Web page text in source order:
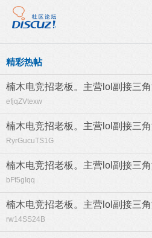
精彩热帖
楠木电竞招老板。主营lol副接三
efjqZVtexw
楠木电竞招老板。主营lol副接三
RyrGucuTS1G
楠木电竞招老板。主营lol副接三
bFf5gIqq
楠木电竞招老板。主营lol副接三
rw14SS24B